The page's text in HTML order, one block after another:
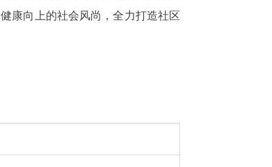
康向上的社会风尚，全力打造社区